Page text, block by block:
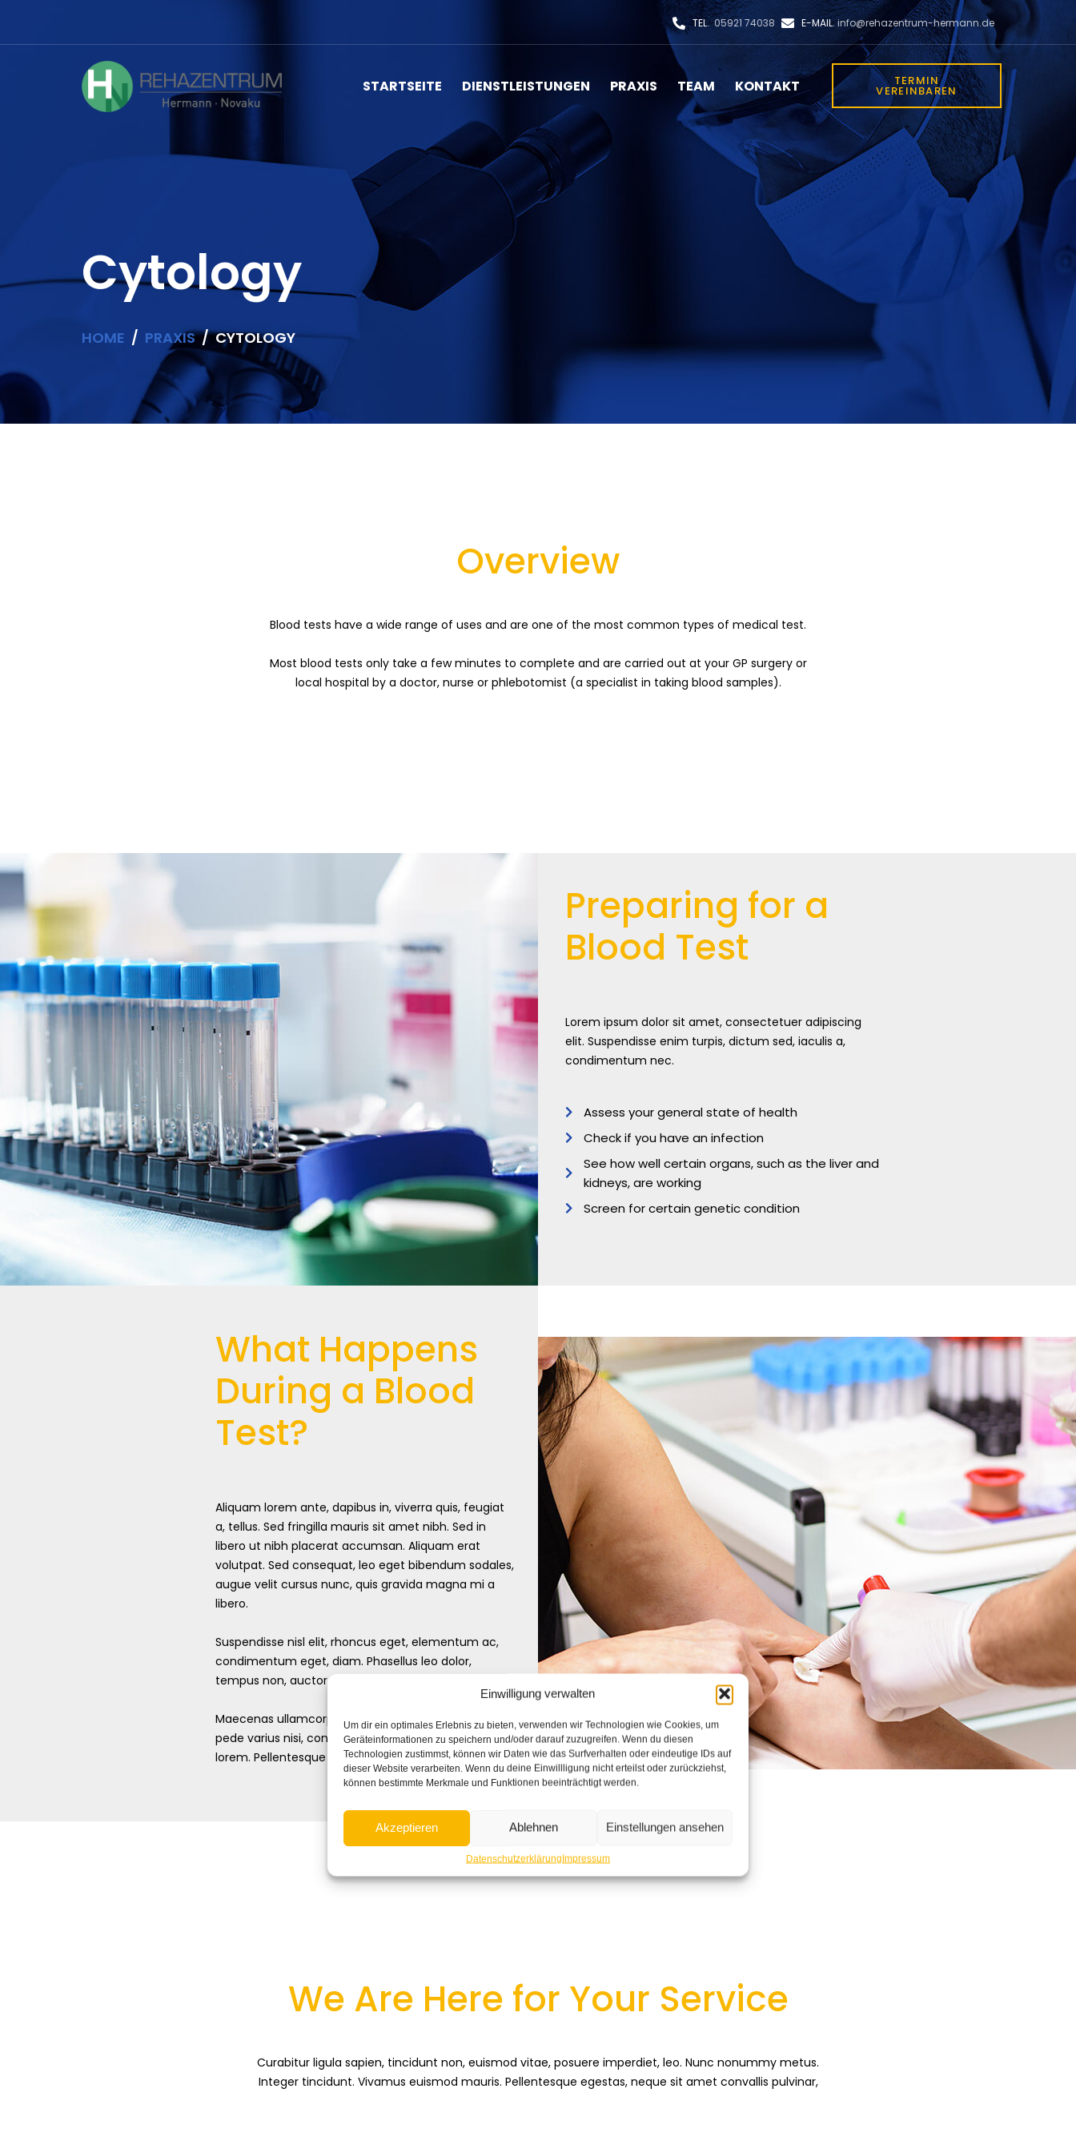
Einwilligung verwalten
Um dir ein optimales Erlebnis zu bieten, verwenden wir Technologien wie Cookies, um
Geräteinformationen zu speichern und/oder darauf zuzugreifen. Wenn du diesen
Technologien zustimmst, können wir Daten wie das Surfverhalten oder eindeutige IDs auf
dieser Website verarbeiten. Wenn du deine Einwillligung nicht erteilst oder zurückziehst,
können bestimmte Merkmale und Funktionen beeinträchtigt werden.
Akzeptieren Ablehnen Einstellungen ansehen
DatenschutzerklärungImpressum
TEL.05921 74038 E-MAIL.info@rehazentrum-hermann.de
STARTSEITE DIENSTLEISTUNGEN PRAXIS TEAM KONTAKT TERMIN
VEREINBAREN
Cytology
HOME PRAXIS CYTOLOGY
Overview
Blood tests have a wide range of uses and are one of the most common types of medical test.
Most blood tests only take a few minutes to complete and are carried out at your GP surgery or
local hospital by a doctor, nurse or phlebotomist (a specialist in taking blood samples).
Preparing for a
Blood Test
Lorem ipsum dolor sit amet, consectetuer adipiscing
elit. Suspendisse enim turpis, dictum sed, iaculis a,
condimentum nec.
Assess your general state of health
Check if you have an infection
See how well certain organs, such as the liver and
kidneys, are working
Screen for certain genetic condition
What Happens
During a Blood
Test?
Aliquam lorem ante, dapibus in, viverra quis, feugiat
a, tellus. Sed fringilla mauris sit amet nibh. Sed in
libero ut nibh placerat accumsan. Aliquam erat
volutpat. Sed consequat, leo eget bibendum sodales,
augue velit cursus nunc, quis gravida magna mi a
libero.
Suspendisse nisl elit, rhoncus eget, elementum ac,
condimentum eget, diam. Phasellus leo dolor,
tempus non, auctor et, hendrerit quis.
Maecenas ullamcorper, dui et placerat feugiat, eros
pede varius nisi, condimentum viverra felis nunc et
lorem. Pellentesque posuere.
We Are Here for Your Service
Curabitur ligula sapien, tincidunt non, euismod vitae, posuere imperdiet, leo. Nunc nonummy metus.
Integer tincidunt. Vivamus euismod mauris. Pellentesque egestas, neque sit amet convallis pulvinar,